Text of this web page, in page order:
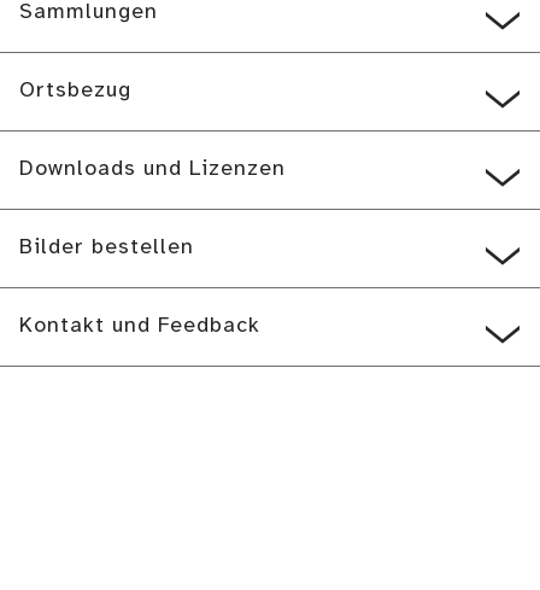
Sammlungen
Ortsbezug
Downloads und Lizenzen
Bilder bestellen
Kontakt und Feedback